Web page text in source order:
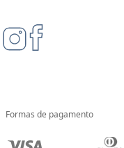
Formas de pagamento